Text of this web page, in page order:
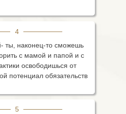
4
ты, наконец-то сможешь
с мамой и папой и с
освободишься от
потенциал обязательств
5